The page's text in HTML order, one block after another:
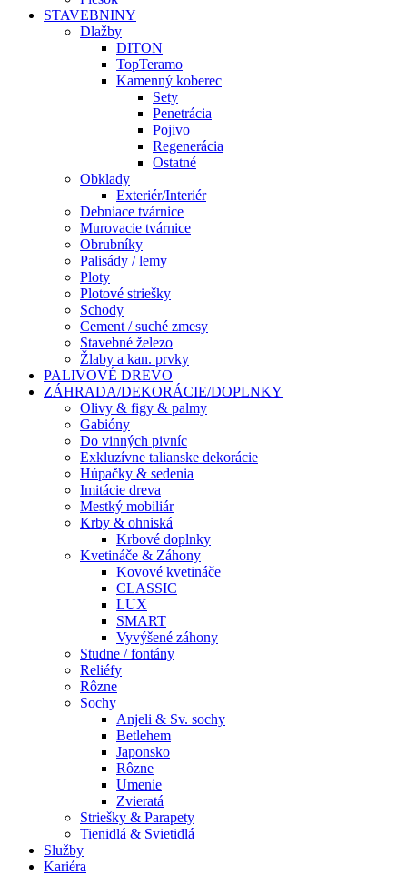
STAVEBNINY
Dlažby
DITON
TopTeramo
Kamenný koberec
Sety
Penetrácia
Pojivo
Regenerácia
Ostatné
Obklady
Exteriér/Interiér
Debniace tvárnice
Murovacie tvárnice
Obrubníky
Palisády / lemy
Ploty
Plotové striešky
Schody
Cement / suché zmesy
Stavebné železo
Žlaby a kan. prvky
PALIVOVÉ DREVO
ZÁHRADA/DEKORÁCIE/DOPLNKY
Olivy & figy & palmy
Gabióny
Do vinných pivníc
Exkluzívne talianske dekorácie
Húpačky & sedenia
Imitácie dreva
Mestký mobiliár
Krby & ohniská
Krbové doplnky
Kvetináče & Záhony
Kovové kvetináče
CLASSIC
LUX
SMART
Vyvýšené záhony
Studne / fontány
Reliéfy
Rôzne
Sochy
Anjeli & Sv. sochy
Betlehem
Japonsko
Rôzne
Umenie
Zvieratá
Striešky & Parapety
Tienidlá & Svietidlá
Služby
Kariéra